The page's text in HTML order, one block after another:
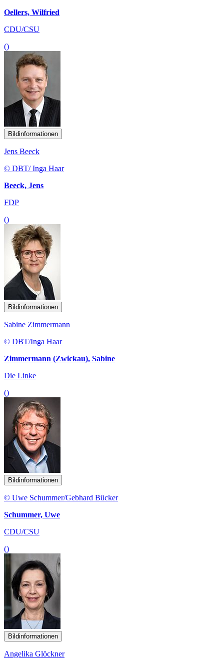
Oellers, Wilfried
CDU/CSU
()
Bildinformationen
Jens Beeck
© DBT/ Inga Haar
Beeck, Jens
FDP
()
Bildinformationen
Sabine Zimmermann
© DBT/Inga Haar
Zimmermann (Zwickau), Sabine
Die Linke
()
Bildinformationen
© Uwe Schummer/Gebhard Bücker
Schummer, Uwe
CDU/CSU
()
Bildinformationen
Angelika Glöckner